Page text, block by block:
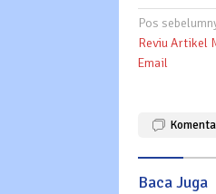
Navigasi
pos
Pos
Reviu Artikel
Email
Baca Juga